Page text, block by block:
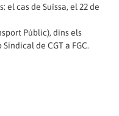
el cas de Suïssa, el 22 de
Públic), dins els
de CGT a FGC.